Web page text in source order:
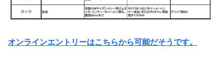
オンラインエントリーはこちらから可能だそうです。